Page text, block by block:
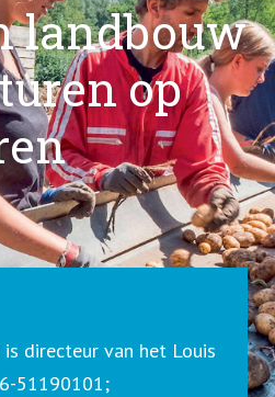
landbouw
op
is directeur van het Louis
51190101;